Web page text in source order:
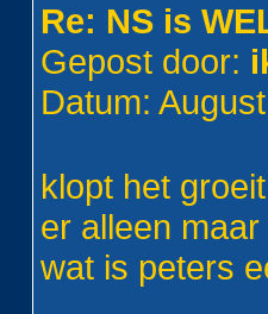
Re: NS is
Gepost door:
Datum:
klopt het
er alleen
wat is peters